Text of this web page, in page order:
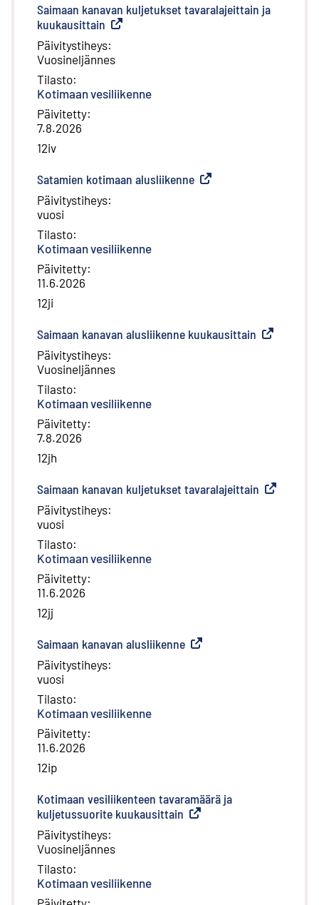
Saimaan kanavan kuljetukset tavaralajeittain ja
kuukausittain Ulkoinen linkki
Päivitystiheys:
Vuosineljännes
Tilasto:
Kotimaan vesiliikenne
Päivitetty:
7.8.2026
12iv
Satamien kotimaan alusliikenne Ulkoinen linkki
Päivitystiheys:
vuosi
Tilasto:
Kotimaan vesiliikenne
Päivitetty:
11.6.2026
12ji
Saimaan kanavan alusliikenne kuukausittain Ulkoinen
Päivitystiheys:
Vuosineljännes
Tilasto:
Kotimaan vesiliikenne
Päivitetty:
7.8.2026
12jh
Saimaan kanavan kuljetukset tavaralajeittain Ulkoinen
Päivitystiheys:
vuosi
Tilasto:
Kotimaan vesiliikenne
Päivitetty:
11.6.2026
12jj
Saimaan kanavan alusliikenne Ulkoinen linkki
Päivitystiheys:
vuosi
Tilasto:
Kotimaan vesiliikenne
Päivitetty:
11.6.2026
12ip
Kotimaan vesiliikenteen tavaramäärä ja
kuljetussuorite kuukausittain Ulkoinen linkki
Päivitystiheys:
Vuosineljännes
Tilasto:
Kotimaan vesiliikenne